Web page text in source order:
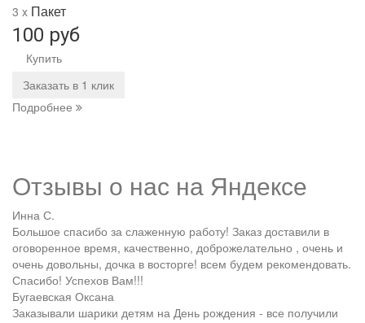
3 x Пакет
100 руб
Купить
Заказать в 1 клик
Подробнее
Отзывы о нас на Яндексе
Инна С.
Большое спасибо за слаженную работу! Заказ доставили в
оговоренное время, качественно, доброжелательно , очень и
очень довольны, дочка в восторге! всем будем рекомендовать.
Спасибо! Успехов Вам!!!
Бугаевская Оксана
Заказывали шарики детям на День рождения - все получили